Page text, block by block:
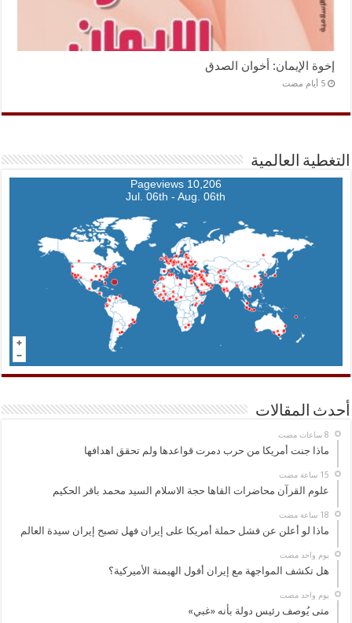
إخوة الإيمان: أخوان الصدق
‏5 أيام مضت
التغطية العالمية
10,206 Pageviews
Jul. 06th - Aug. 06th
أحدث المقالات
ماذا جنت أمريكا من حرب دمرت قواعدها ولم تحقق اهدافها
علوم القرآن محاضرات القاها حجة الاسلام السيد محمد باقر الحكيم
ماذا لو أعلن عن فشل حملة أمريكا على إيران فهل تصبح إيران سيدة العالم
‏يوم واحد مضت
هل تكشف المواجهة مع إيران أفول الهيمنة الأميركية؟
‏يوم واحد مضت
متى يُوصف رئيس دولة بأنه «غبي»